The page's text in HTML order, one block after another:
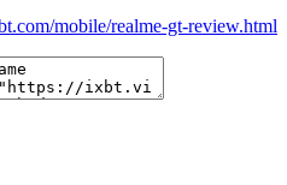
mobile/realme-gt-review.html